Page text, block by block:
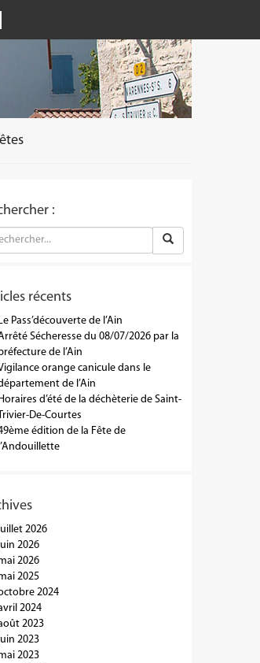
:
récents
Pass’découverte de l’Ain
Sécheresse du 08/07/2026 par la
de l’Ain
orange canicule dans le
de l’Ain
d’été de la déchèterie de Saint-
Trivier-De-Courtes
édition de la Fête de
2026
2026
2026
2025
2024
2024
2023
2023
2023